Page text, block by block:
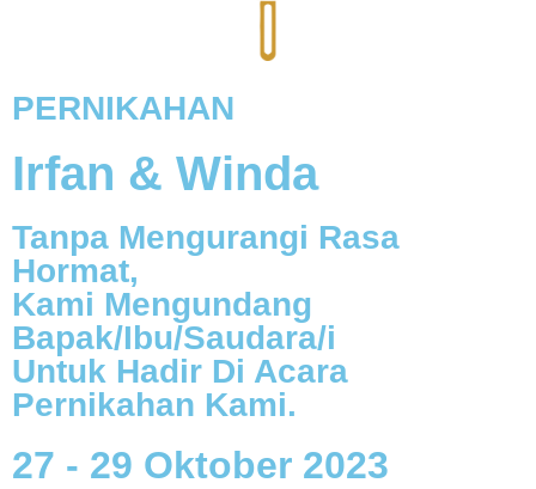
PERNIKAHAN
Irfan & Winda
Tanpa Mengurangi Rasa
Hormat,
Kami Mengundang
Bapak/Ibu/Saudara/i
Untuk Hadir Di Acara
Pernikahan Kami.
27 - 29 Oktober 2023